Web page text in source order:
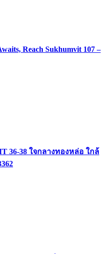
Reach Sukhumvit 107 –
36-38 ใจกลางทองหล่อ ใกล้